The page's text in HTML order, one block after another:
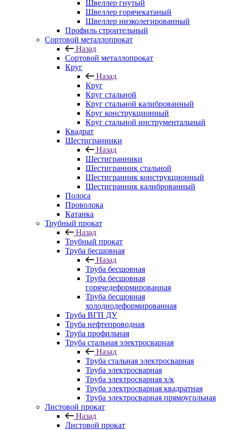
Швеллер гнутый
Швеллер горячекатаный
Швеллер низколегированный
Профиль строительный
Сортовой металлопрокат
Назад
Сортовой металлопрокат
Круг
Назад
Круг
Круг стальной
Круг стальной калиброванный
Круг конструкционный
Круг стальной инструментальный
Квадрат
Шестигранники
Назад
Шестигранники
Шестигранник стальной
Шестигранник конструкционный
Шестигранник калиброванный
Полоса
Проволока
Катанка
Трубный прокат
Назад
Трубный прокат
Труба бесшовная
Назад
Труба бесшовная
Труба бесшовная
горячедеформированная
Труба бесшовная
холоднодеформированная
Труба ВГП ДУ
Труба нефтепроводная
Труба профильная
Труба стальная электросварная
Назад
Труба стальная электросварная
Труба электросварная
Труба электросварная х/к
Труба электросварная квадратная
Труба электросварная прямоугольная
Листовой прокат
Назад
Листовой прокат